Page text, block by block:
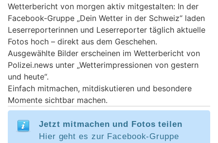
Wetterbericht von morgen aktiv mitgestalten: In der
Facebook-Gruppe „Dein Wetter in der Schweiz“ laden
Leserreporterinnen und Leserreporter täglich aktuelle
Fotos hoch – direkt aus dem Geschehen.
Ausgewählte Bilder erscheinen im Wetterbericht von
Polizei.news unter „Wetterimpressionen von gestern
und heute“.
Einfach mitmachen, mitdiskutieren und besondere
Momente sichtbar machen.
Jetzt mitmachen und Fotos teilen
Hier geht es zur Facebook-Gruppe